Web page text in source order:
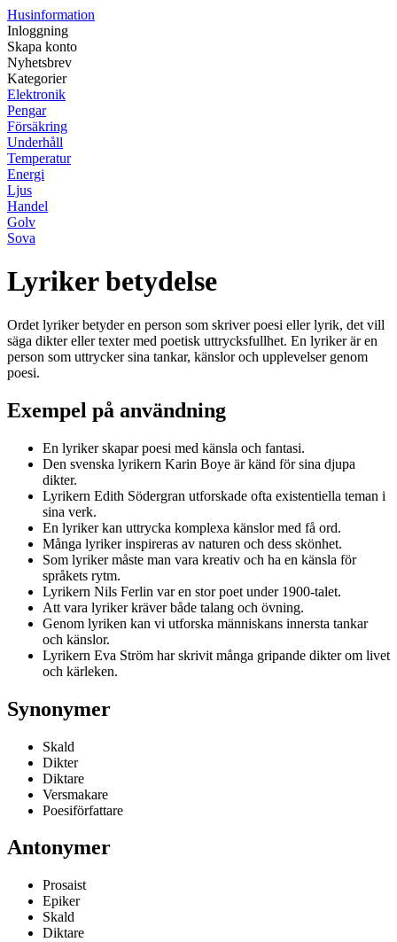
Husinformation
Inloggning
Skapa konto
Nyhetsbrev
Kategorier
Elektronik
Pengar
Försäkring
Underhåll
Temperatur
Energi
Ljus
Handel
Golv
Sova
Lyriker betydelse
Ordet lyriker betyder en person som skriver poesi eller lyrik, det vill
säga dikter eller texter med poetisk uttrycksfullhet. En lyriker är en
person som uttrycker sina tankar, känslor och upplevelser genom
poesi.
Exempel på användning
En lyriker skapar poesi med känsla och fantasi.
Den svenska lyrikern Karin Boye är känd för sina djupa
dikter.
Lyrikern Edith Södergran utforskade ofta existentiella teman i
sina verk.
En lyriker kan uttrycka komplexa känslor med få ord.
Många lyriker inspireras av naturen och dess skönhet.
Som lyriker måste man vara kreativ och ha en känsla för
språkets rytm.
Lyrikern Nils Ferlin var en stor poet under 1900-talet.
Att vara lyriker kräver både talang och övning.
Genom lyriken kan vi utforska människans innersta tankar
och känslor.
Lyrikern Eva Ström har skrivit många gripande dikter om livet
och kärleken.
Synonymer
Skald
Dikter
Diktare
Versmakare
Poesiförfattare
Antonymer
Prosaist
Epiker
Skald
Diktare